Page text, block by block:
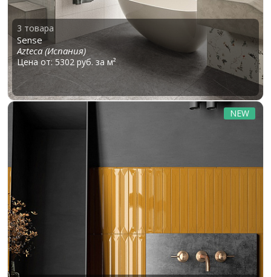
3 товара
Sense
Azteca (Испания)
Цена от: 5302 руб. за м²
NEW